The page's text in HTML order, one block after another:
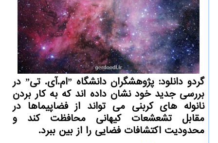
گردو دانلود: پژوهشگران دانشگاه ˮام.آی. تیˮ در
بررسی جدید خود نشان داده اند که به کار بردن
نانوله های کربنی می تواند از فضاپیماها در
مقابل تشعشعات کیهانی محافظت کند و
محدودیت اکتشافات فضایی را از بین ببرد.